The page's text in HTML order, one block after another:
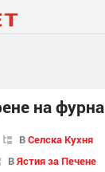
на фурна
ВСелска Кухня
ВЯстия за Печене